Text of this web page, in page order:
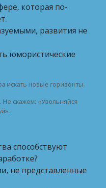
которая по-
развития не
юмористические
искать новые горизонты.
Не скажем: «Увольняйся
способствуют
не представленные